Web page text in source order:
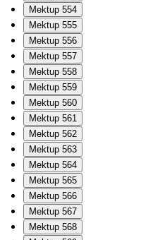
Mektup 554
Mektup 555
Mektup 556
Mektup 557
Mektup 558
Mektup 559
Mektup 560
Mektup 561
Mektup 562
Mektup 563
Mektup 564
Mektup 565
Mektup 566
Mektup 567
Mektup 568